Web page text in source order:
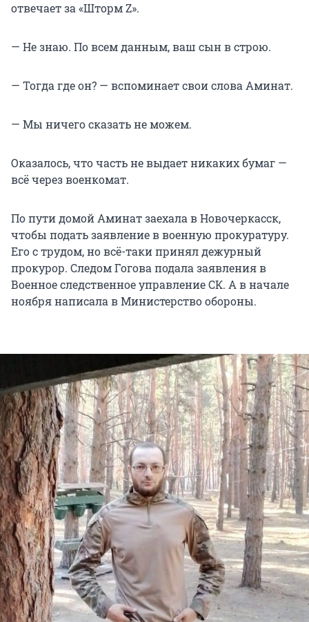
отвечает за «Шторм Z».
— Не знаю. По всем данным, ваш сын в строю.
— Тогда где он? — вспоминает свои слова Аминат.
— Мы ничего сказать не можем.
Оказалось, что часть не выдает никаких бумаг —
всё через военкомат.
По пути домой Аминат заехала в Новочеркасск,
чтобы подать заявление в военную прокуратуру.
Его с трудом, но всё-таки принял дежурный
прокурор. Следом Гогова подала заявления в
Военное следственное управление СК. А в начале
ноября написала в Министерство обороны.